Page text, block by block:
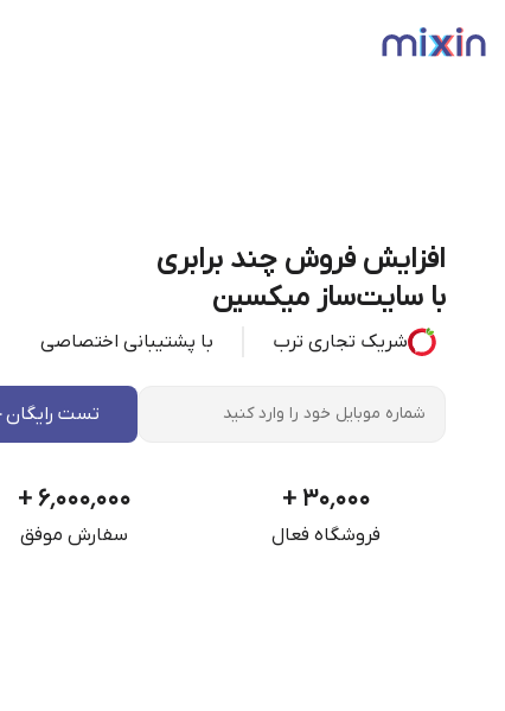
افزایش فروش چند برابری
با سایت‌ساز میکسین
شریک تجاری ترب با پشتیبانی اختصاصی
تست رایگان
۳۰٬۰۰۰ +
فروشگاه فعال
۶٬۰۰۰٬۰۰۰ +
سفارش موفق